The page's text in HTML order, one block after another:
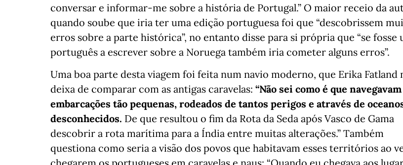
conversar e informar-me sobre a história de Portugal.” O maior receio da
quando soube que iria ter uma edição portuguesa foi que “descobrissem
erros sobre a parte histórica”, no entanto disse para si própria que “se fosse
português a escrever sobre a Noruega também iria cometer alguns erros”.
Uma boa parte desta viagem foi feita num navio moderno, que Erika Fatland
deixa de comparar com as antigas caravelas: “Não sei como é que
embarcações tão pequenas, rodeados de tantos perigos e através de
desconhecidos. De que resultou o fim da Rota da Seda após Vasco de Gama
descobrir a rota marítima para a Índia entre muitas alterações.” Também
questiona como seria a visão dos povos que habitavam esses territórios ao